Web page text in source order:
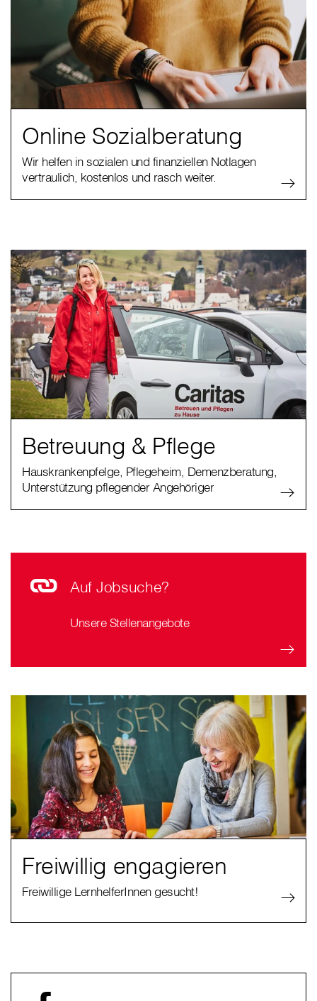
Online Sozialberatung
Wir helfen in sozialen und finanziellen Notlagen
vertraulich, kostenlos und rasch weiter.
Betreuung & Pflege
Hauskrankenpfelge, Pflegeheim, Demenzberatung,
Unterstützung pflegender Angehöriger
Auf Jobsuche?
Unsere Stellenangebote
Freiwillig engagieren
Freiwillige LernhelferInnen gesucht!